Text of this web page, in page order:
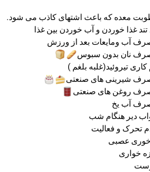
معده که باعث اشتهای کاذب می شود.
تند غذا خوردن و آب خوردن بین غذا
آب ومایعات بعد از ورزش
نان بدون سبوس
🍞
تیروئید(غلبه بلغم )
شیرینی های صنعتی
🍰
🎂
روغن های صنعتی
آب یخ
دیر هنگام شب
تحرک و فعالیت
عصبی
خواری